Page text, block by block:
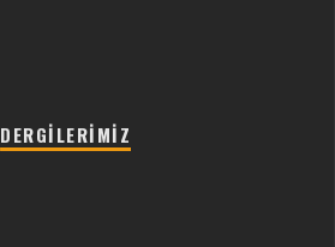
DERGILERIMIZ